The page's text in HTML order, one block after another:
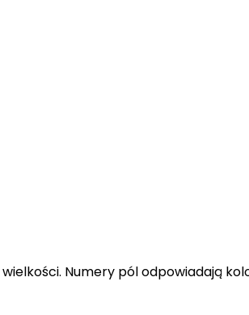
Numery pól odpowiadają